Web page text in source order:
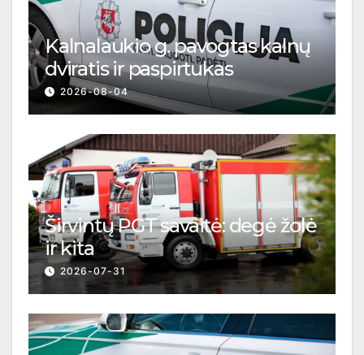
Kalnalaukio g. pavogtas kalnų
dviratis ir paspirtukas
2026-08-04
Širvintų PGT savaitė: degė žolė
ir kita
2026-07-31